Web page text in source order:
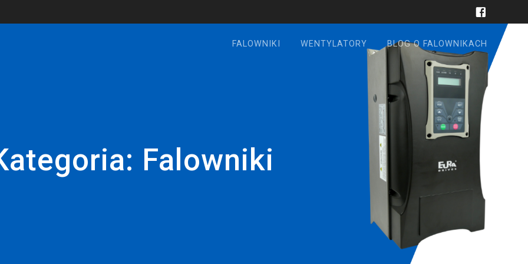
FALOWNIKI WENTYLATORY BLOG O FALOWNIKACH
Falowniki